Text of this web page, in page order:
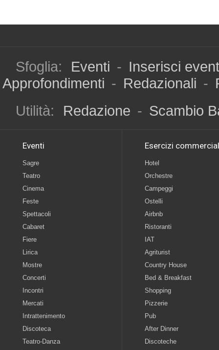
Sfoglia: Eventi - Inserisci
Approfondimenti - Redazionali -
Utilità:
Redazione - Scambio
Eventi
Sagre
Teatro
Cinema
Feste
Spettacoli
Cabaret
Fiere
Lirica
Mostre
Concerti
Incontri
Mercati
Intrattenimento
Discoteca
Teatro-Danza
Esercizi
Hotel
Orchestre
Campeggi
Ostelli
Airbnb
Ristoranti
IAT
Agriturist
Country House
Bed & Breakfast
Shopping
Pizzerie
Pub
After Dinner
Discoteche